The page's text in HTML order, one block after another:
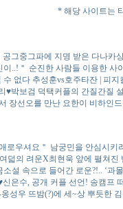
* 해당 사이트는
그중그파에 지명 받은 다나카
이..!＂ 순진한 사람들 이용한
없다 추성훈vs호주타잔 | 피지
♥박보검 덕택커플의 간질간질
장선오를 만난 요한이 비하인드
로우셔요＂ 남궁민을 안심시키
덟의 려운X최현욱 앞에 펼쳐
설 속으로 들어간 로운?!.. ‘과
은수, 공개 커플 선언! 송캠프
성우 뜨밤(?)에 세~상 뿌듯한